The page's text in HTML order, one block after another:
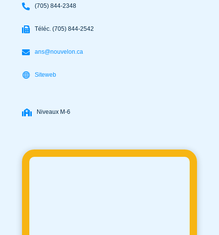
(705) 844-2348
Téléc. (705) 844-2542
ans@nouvelon.ca
Siteweb
Niveaux M-6